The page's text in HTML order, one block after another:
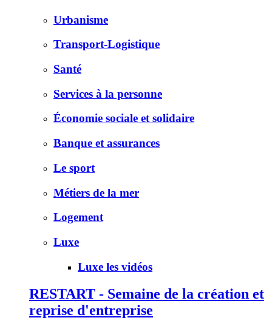
Urbanisme
Transport-Logistique
Santé
Services à la personne
Économie sociale et solidaire
Banque et assurances
Le sport
Métiers de la mer
Logement
Luxe
Luxe les vidéos
RESTART - Semaine de la création et
reprise d'entreprise